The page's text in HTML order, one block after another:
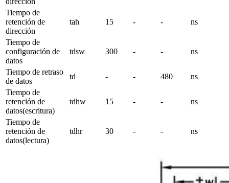
Tiempo de
retención de
dirección
tah 15 - - ns
Tiempo de
configuración de
datos
tdsw 300 - - ns
Tiempo de retraso
de datos
td - - 480
ns
Tiempo de
retención de
datos(escritura)
tdhw 15 - - ns
Tiempo de
retención de
datos(lectura)
tdhr 30 - - ns